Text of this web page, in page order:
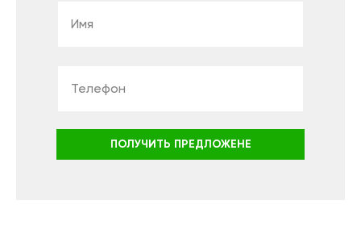
ПОЛУЧИТЬ ПРЕДЛОЖЕНЕ